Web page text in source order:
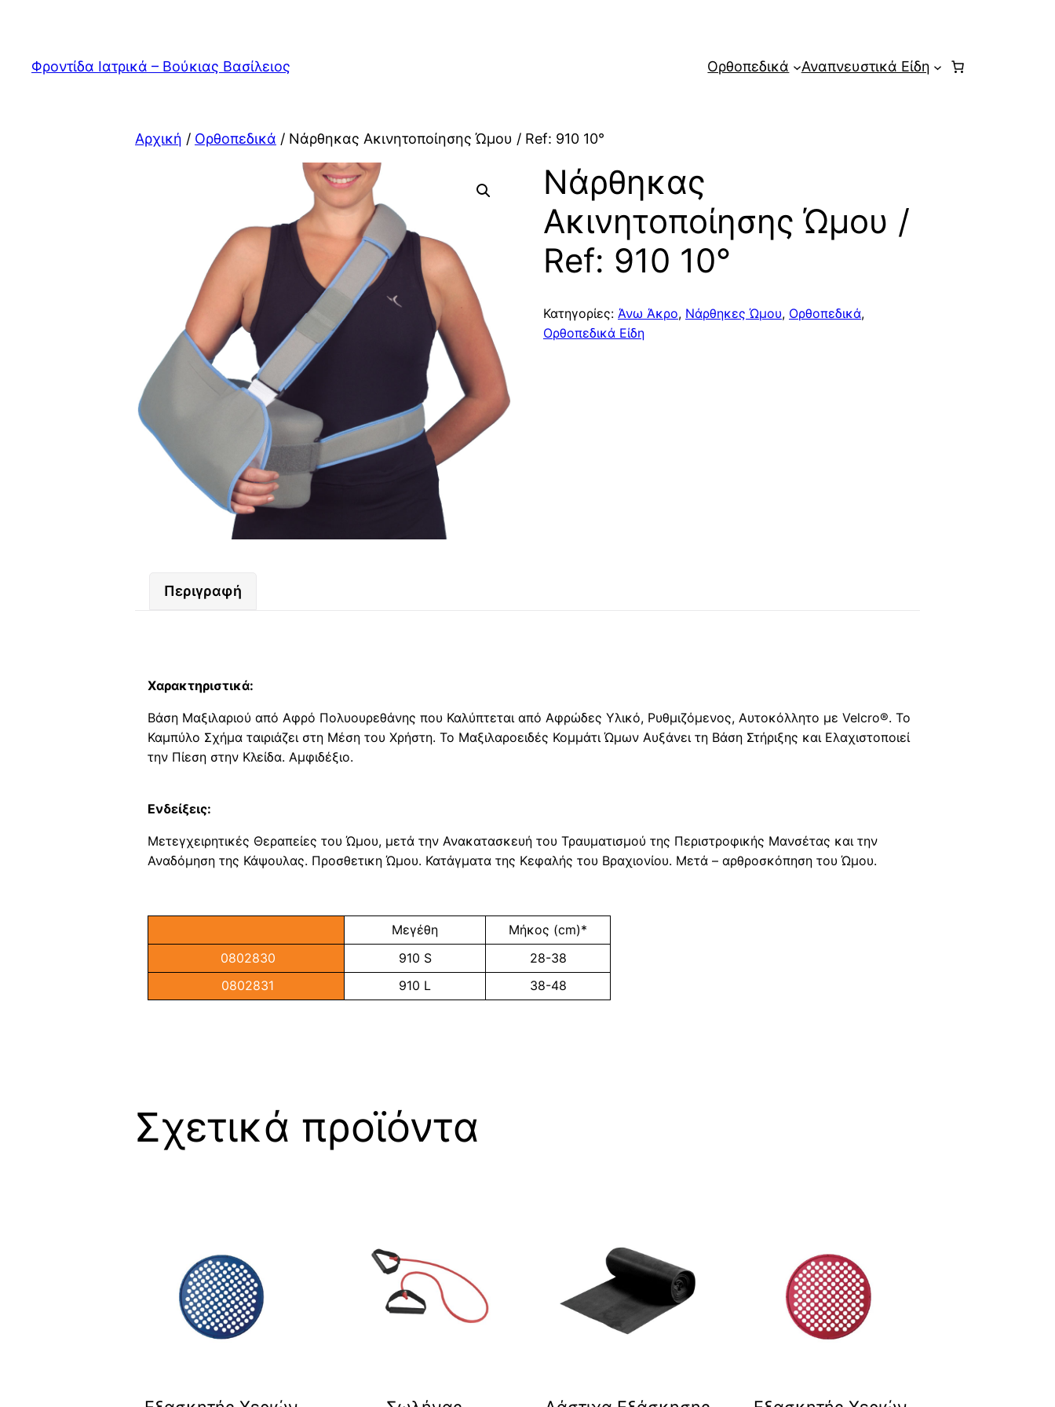
περιεχόμενο
Φροντίδα Ιατρικά – Βούκιας Βασίλειος Ορθοπεδικά Αναπνευστικά Είδη
Αρχική / Ορθοπεδικά / Νάρθηκας Ακινητοποίησης Ώμου / Ref: 910 10°
Νάρθηκας
Ακινητοποίησης Ώμου /
Ref: 910 10°
Κατηγορίες: Άνω Άκρο, Νάρθηκες Ώμου, Ορθοπεδικά,
Ορθοπεδικά Είδη
Περιγραφή
Χαρακτηριστικά:
Βάση Μαξιλαριού από Αφρό Πολυουρεθάνης που Καλύπτεται από Αφρώδες Υλικό, Ρυθμιζόμενος, Αυτοκόλλητο με Velcro®. Το
Καμπύλο Σχήμα ταιριάζει στη Μέση του Χρήστη. Το Μαξιλαροειδές Κομμάτι Ώμων Αυξάνει τη Βάση Στήριξης και Ελαχιστοποιεί
την Πίεση στην Κλείδα. Αμφιδέξιο.
Ενδείξεις:
Μετεγχειρητικές Θεραπείες του Ώμου, μετά την Ανακατασκευή του Τραυματισμού της Περιστροφικής Μανσέτας και την
Αναδόμηση της Κάψουλας. Προσθετικη Ώμου. Κατάγματα της Κεφαλής του Βραχιονίου. Μετά – αρθροσκόπηση του Ώμου.
Μεγέθη
Μήκος (cm)*
0802830
910 S
28-38
0802831
910 L 38-48
Σχετικά προϊόντα